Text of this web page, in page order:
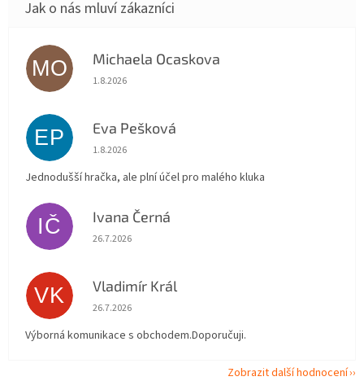
MO Michaela Ocaskova
Hodnocení obchodu je 5 z 5 hvězdiček.
1.8.2026
EP Eva Pešková
Hodnocení obchodu je 5 z 5 hvězdiček.
1.8.2026
Jednodušší hračka, ale plní účel pro malého kluka
IČ Ivana Černá
Hodnocení obchodu je 5 z 5 hvězdiček.
26.7.2026
VK Vladimír Král
Hodnocení obchodu je 5 z 5 hvězdiček.
26.7.2026
Výborná komunikace s obchodem.Doporučuji.
Zobrazit další hodnocení